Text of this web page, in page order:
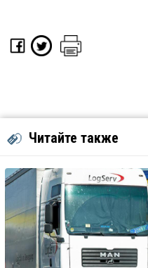
Читайте также